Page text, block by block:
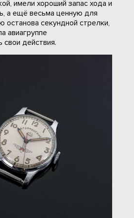
имели хороший запас хода и
а ещё весьма ценную для
останова секундной стрелки,
авиагруппе
свои действия.